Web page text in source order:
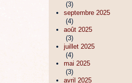
(3)
septembre 2025
(4)
août 2025
(3)
juillet 2025
(4)
mai 2025
(3)
avril 2025